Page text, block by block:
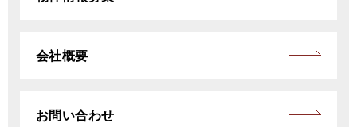
会社概要
お問い合わせ